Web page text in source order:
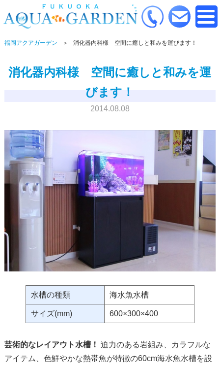
福岡アクアガーデン 消化器内科様 空間に癒しと和みを運びます！
消化器内科様 空間に癒しと和みを運
びます！
2014.08.08
水槽の種類 海水魚水槽
サイズ(mm) 600×300×400
芸術的なレイアウト水槽！ 迫力のある岩組み、カラフルな
アイテム、色鮮やかな熱帯魚が特徴の60cm海水魚水槽を設